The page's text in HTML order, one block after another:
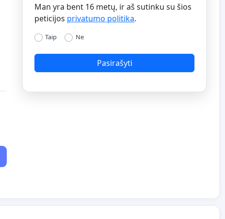
Man yra bent 16 metų, ir aš sutinku su šios
peticijos privatumo politika.
Taip Ne
Pasirašyti